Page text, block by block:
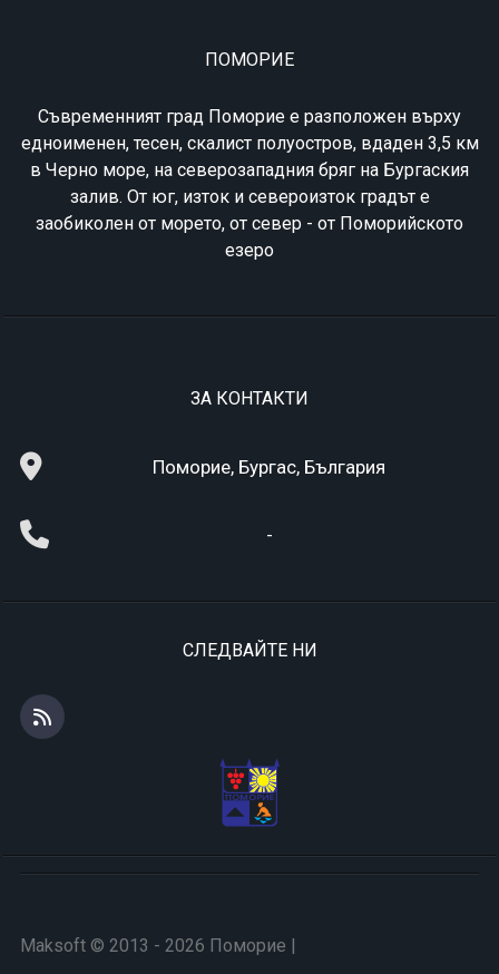
ПОМОРИЕ
Съвременният град Поморие е разположен върху
едноименен, тесен, скалист полуостров, вдаден 3,5 км
в Черно море, на северозападния бряг на Бургаския
залив. От юг, изток и североизток градът е
заобиколен от морето, от север - от Поморийското
езеро
ЗА КОНТАКТИ
Поморие, Бургас, България
-
СЛЕДВАЙТЕ НИ
Maksoft © 2013 - 2026 Поморие |